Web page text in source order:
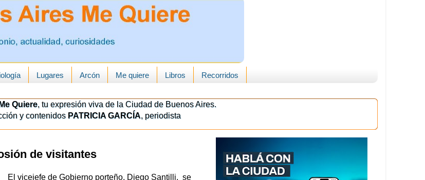
Lugares Arcón Me quiere Libros Recorridos
Quiere, tu expresión viva de la Ciudad de Buenos Aires.
y contenidos PATRICIA GARCÍA, periodista
de visitantes
El vicejefe de Gobierno porteño, Diego Santilli, se